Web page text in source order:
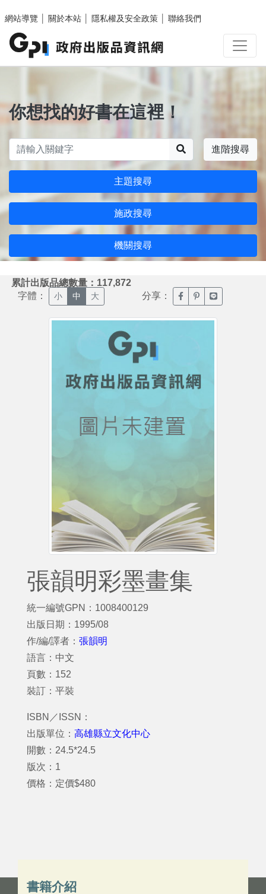
網站導覽
關於本站 隱私權及安全政策 聯絡我們
你想找的好書在這裡！
進階搜尋
主題搜尋
施政搜尋
機關搜尋
累計出版品總數量：117,872
字體： 小 中 大 分享： 臉書分享(另開新視窗)
噗浪分享(另開新
Line分享(另
張韻明彩墨畫集
統一編號GPN：1008400129
出版日期：1995/08
作/編/譯者： 張韻明
語言：中文
頁數：152
裝訂：平裝
ISBN／ISSN：
出版單位： 高雄縣立文化中心
開數：24.5*24.5
版次：1
價格：定價$480
書籍介紹